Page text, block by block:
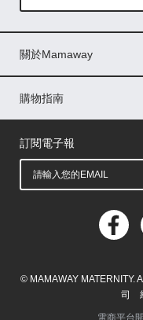
印尼
菲律賓
馬來西亞
關於Mamaway
門市據點
最新消息
品牌故事
人力招募
媒體花絮
隱私權聲明
CSR企業社會責任
購物指南
購物常見問題
退換貨問題
儲值金使用條款
購買儲值金
發票問題
會員權益
線上留言
吸乳器-免費體驗
訂閱電子報
© MAMAWAY MATERNITY.
司
電商平台